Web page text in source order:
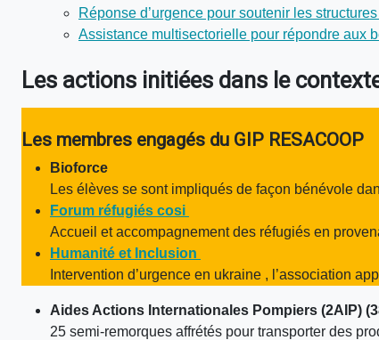
Réponse d’urgence pour soutenir les
Assistance multisectorielle pour répondre aux
Les actions initiées dans le
Les membres engagés du GIP RESACOOP
Bioforce
Les élèves se sont impliqués de façon bénévole
Forum réfugiés cosi
Accueil et accompagnement des réfugiés en
Humanité et Inclusion
Intervention d’urgence en ukraine , l’association
Aides Actions Internationales Pompiers (2AIP)
25 semi-remorques affrétés pour transporter des